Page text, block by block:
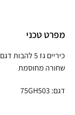
מפרט טכני
שחורה מחוסמת
דגם: 75GH503